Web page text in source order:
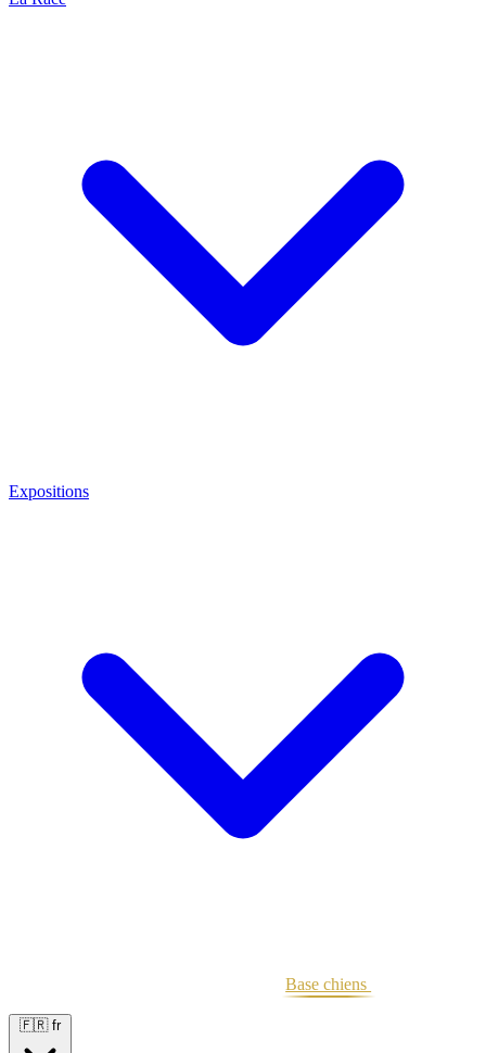
Expositions
Base chiens
🇫🇷 fr